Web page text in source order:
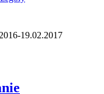
19.02.2017